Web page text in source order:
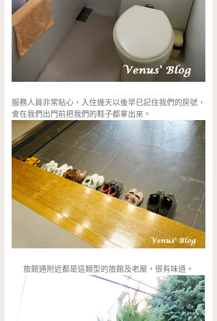
服務人員非常貼心，入住幾天以後早已記住我們的房號，
會在我們出門前把我們的鞋子都拿出來。
旅館通附近都是這類型的旅館及老屋，很有味道。